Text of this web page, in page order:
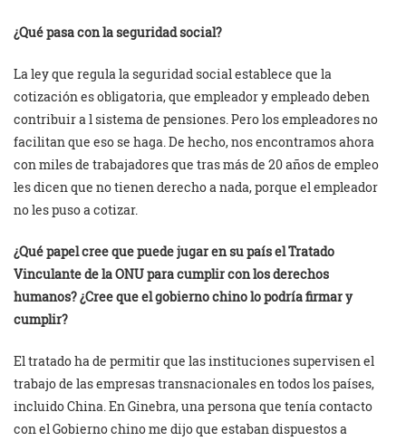
¿Qué pasa con la seguridad social?
La ley que regula la seguridad social establece que la
cotización es obligatoria, que empleador y empleado deben
contribuir a l sistema de pensiones. Pero los empleadores no
facilitan que eso se haga. De hecho, nos encontramos ahora
con miles de trabajadores que tras más de 20 años de empleo
les dicen que no tienen derecho a nada, porque el empleador
no les puso a cotizar.
¿Qué papel cree que puede jugar en su país el Tratado
Vinculante de la ONU para cumplir con los derechos
humanos? ¿Cree que el gobierno chino lo podría firmar y
cumplir?
El tratado ha de permitir que las instituciones supervisen el
trabajo de las empresas transnacionales en todos los países,
incluido China. En Ginebra, una persona que tenía contacto
con el Gobierno chino me dijo que estaban dispuestos a